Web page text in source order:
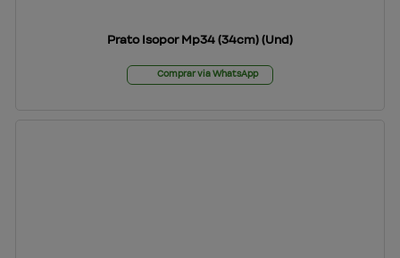
Prato Isopor Mp34 (34cm) (Und)
Comprar via WhatsApp